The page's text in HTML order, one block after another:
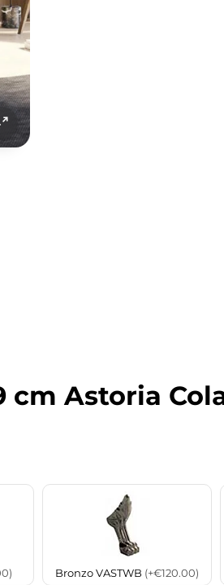
cm Astoria
Bronzo VASTWB (+€120.00)